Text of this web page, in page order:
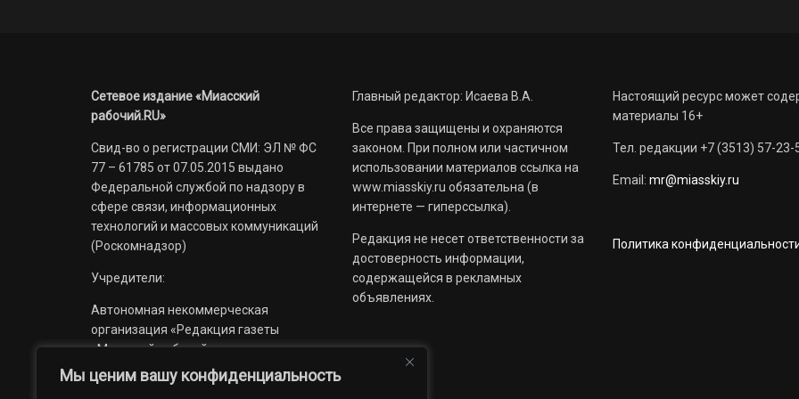
Мы ценим вашу конфиденциальность
Сетевое издание «Миасский
рабочий.RU»
Свид-во о регистрации СМИ: ЭЛ № ФС
77 – 61785 от 07.05.2015 выдано
Федеральной службой по надзору в
сфере связи, информационных
технологий и массовых коммуникаций
(Роскомнадзор)
Учредители:
Автономная некоммерческая
организация «Редакция газеты
«Миасский рабочий»;
Областное государственное
Главный редактор: Исаева В.А.
Все права защищены и охраняются
законом. При полном или частичном
использовании материалов ссылка на
www.miasskiy.ru обязательна (в
интернете — гиперссылка).
Редакция не несет ответственности за
достоверность информации,
содержащейся в рекламных
объявлениях.
Настоящий ресурс может
материалы 16+
Тел. редакции +7 (3513) 57-23-
Email: mr@miasskiy.ru
Политика